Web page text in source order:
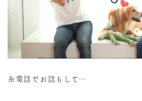
糸電話でお話もして…